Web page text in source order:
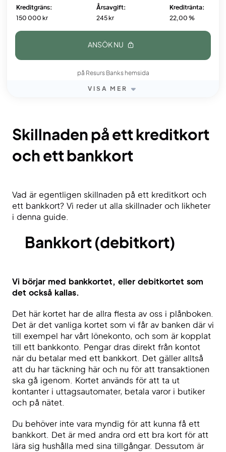
Kreditgräns:
150 000 kr
Årsavgift:
245 kr
Kreditränta:
22,00 %
ANSÖK NU
på Resurs Banks hemsida
VISA MER
Skillnaden på ett kreditkort
och ett bankkort
Vad är egentligen skillnaden på ett kreditkort och
ett bankkort? Vi reder ut alla skillnader och likheter
i denna guide.
Bankkort (debitkort)
Vi börjar med bankkortet, eller debitkortet som
det också kallas.
Det här kortet har de allra flesta av oss i plånboken.
Det är det vanliga kortet som vi får av banken där vi
till exempel har vårt lönekonto, och som är kopplat
till ett bankkonto. Pengar dras direkt från kontot
när du betalar med ett bankkort. Det gäller alltså
att du har täckning här och nu för att transaktionen
ska gå igenom. Kortet används för att ta ut
kontanter i uttagsautomater, betala varor i butiker
och på nätet.
Du behöver inte vara myndig för att kunna få ett
bankkort. Det är med andra ord ett bra kort för att
lära sig hushålla med sina tillgångar. Dessutom är